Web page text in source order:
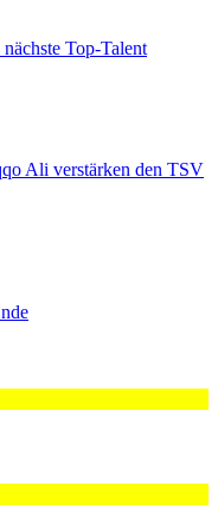
Top-Talent
Ali verstärken den TSV